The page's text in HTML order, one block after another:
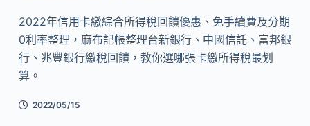
2022年信用卡繳綜合所得稅回饋優惠、免手續費及分期
0利率整理，麻布記帳整理台新銀行、中國信託、富邦銀
行、兆豐銀行繳稅回饋，教你選哪張卡繳所得稅最划
算。
2022/05/15